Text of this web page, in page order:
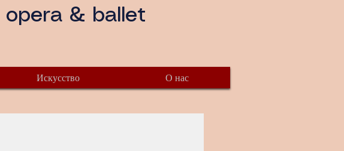
opera & ballet
Искусство О нас